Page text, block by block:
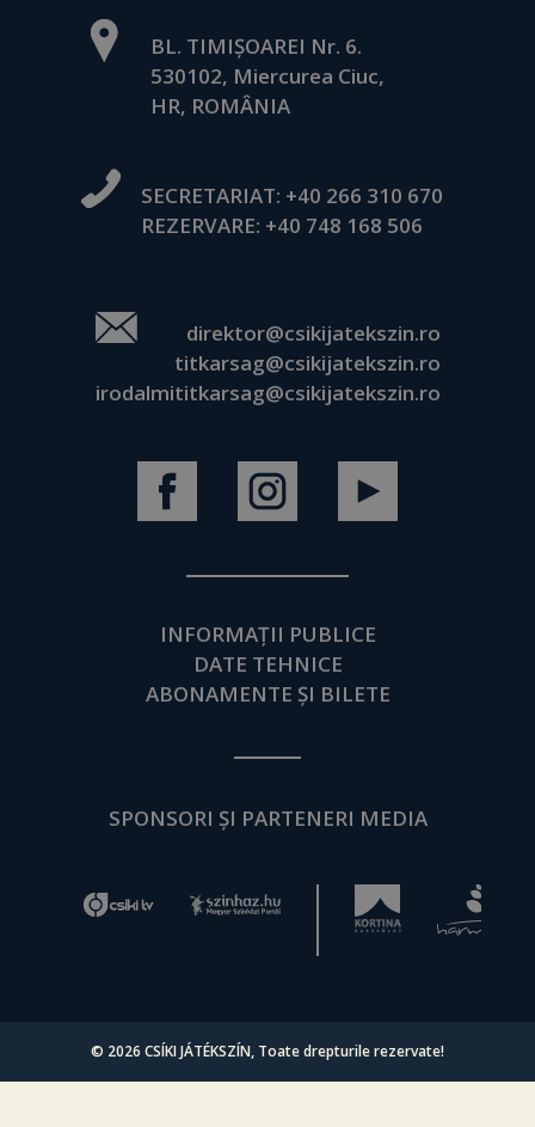
BL. TIMIȘOAREI Nr. 6.
530102, Miercurea Ciuc,
HR, ROMÂNIA
SECRETARIAT: +40 266 310 670
REZERVARE: +40 748 168 506
direktor@csikijatekszin.ro
titkarsag@csikijatekszin.ro
irodalmititkarsag@csikijatekszin.ro
INFORMAȚII PUBLICE
DATE TEHNICE
ABONAMENTE ȘI BILETE
SPONSORI ȘI PARTENERI MEDIA
© 2026 CSÍKI JÁTÉKSZÍN, Toate drepturile rezervate!